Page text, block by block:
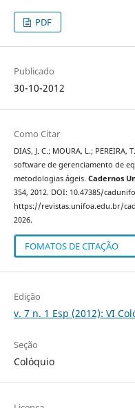
PDF
Publicado
30-10-2012
Como Citar
DIAS, J. C.; MOURA, L.; PEREIRA,
software de gerenciamento de
metodologias ágeis. Cadernos
354, 2012. DOI: 10.47385/
https://revistas.unifoa.edu.br/
2026.
FOMATOS DE CITAÇÃO
Edição
v. 7 n. 1 Esp (2012): VI
Seção
Colóquio